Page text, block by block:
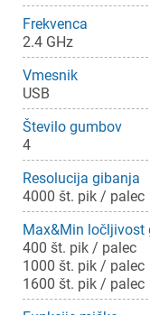
Frekvenca
2.4 GHz
Vmesnik
USB
Število gumbov
4
Resolucija gibanja
4000 št. pik / palec
Max&Min ločljivost
400 št. pik / palec
1000 št. pik / palec
1600 št. pik / palec